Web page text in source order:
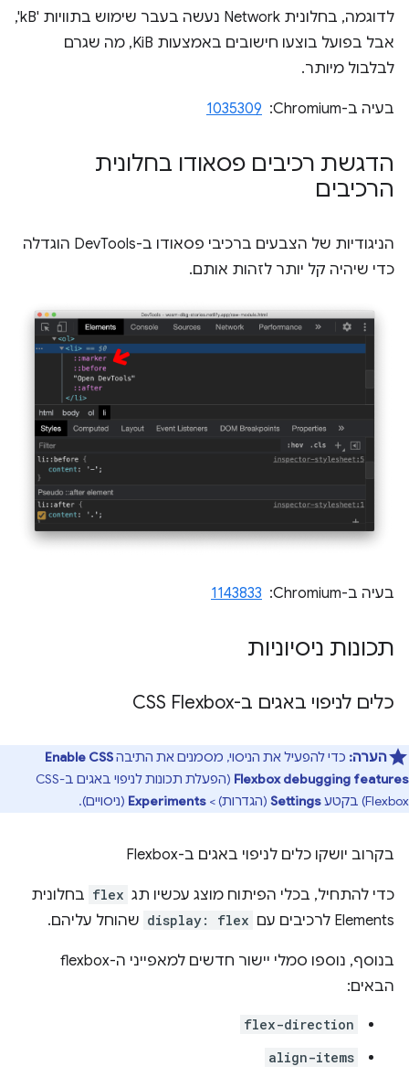
לדוגמה, בחלונית Network נעשה בעבר שימוש בתוויות 'kB',
אבל בפועל בוצעו חישובים באמצעות KiB, מה שגרם
לבלבול מיותר.
בעיה ב-Chromium: ‏ 1035309
הדגשת רכיבים פסאודו בחלונית
הרכיבים
הניגודיות של הצבעים ברכיבי פסאודו ב-DevTools הוגדלה
כדי שיהיה קל יותר לזהות אותם.
בעיה ב-Chromium: ‏ 1143833
תכונות ניסיוניות
כלים לניפוי באגים ב-CSS Flexbox
הערה: כדי להפעיל את הניסוי, מסמנים את התיבהEnable CSS
Flexbox debugging features
(הפעלת תכונות לניפוי באגים ב-CSS
Flexbox) בקטע
Settings (הגדרות) > Experiments (ניסויים).
בקרוב יושקו כלים לניפוי באגים ב-Flexbox
כדי להתחיל, בכלי הפיתוח מוצג עכשיו תג flex בחלונית
Elements לרכיבים עם
display: flex שהוחל עליהם.
בנוסף, נוספו סמלי יישור חדשים למאפייני ה-flexbox
הבאים:
flex-direction
align-items